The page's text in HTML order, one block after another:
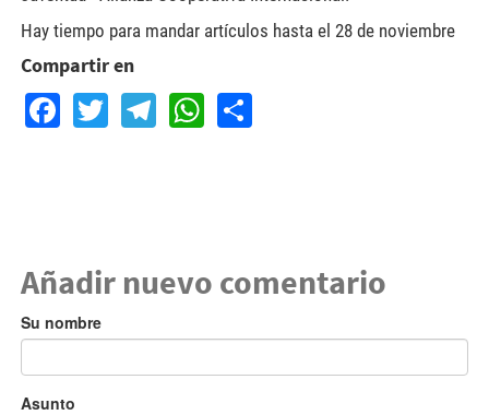
Hay tiempo para mandar artículos hasta el 28 de noviembre
Compartir en
Facebook
TwitterTelegram
WhatsApp
Share
Añadir nuevo comentario
Su nombre
Asunto